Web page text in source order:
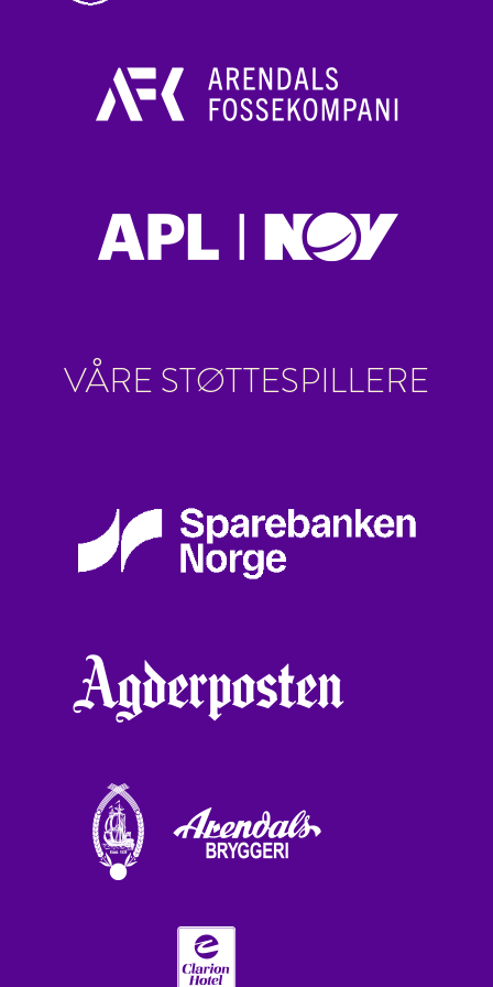
VÅRE STØTTESPILLERE